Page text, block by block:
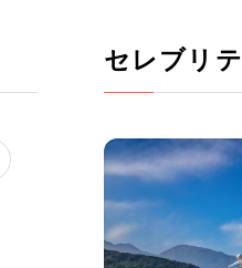
セレブリ